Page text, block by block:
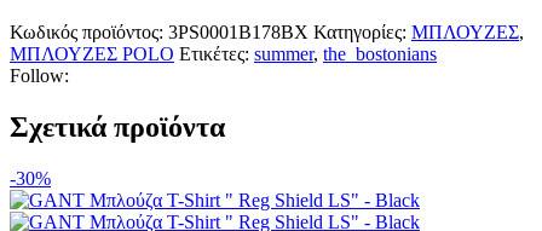
Κωδικός προϊόντος: 3PS0001B178BX Κατηγορίες: ΜΠΛΟΥΖΕΣ,
ΜΠΛΟΥΖΕΣ POLO Ετικέτες: summer, the_bostonians
Follow:
Σχετικά προϊόντα
-30%